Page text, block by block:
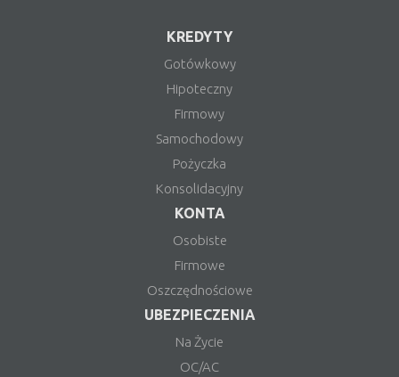
KREDYTY
Gotówkowy
Hipoteczny
Firmowy
Samochodowy
Pożyczka
Konsolidacyjny
KONTA
Osobiste
Firmowe
Oszczędnościowe
UBEZPIECZENIA
Na Życie
OC/AC